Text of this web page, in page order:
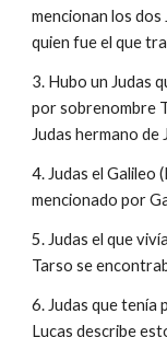
mencionan los dos
quien fue el que
3. Hubo un Judas
por sobrenombre
Judas hermano de
4. Judas el Galileo
mencionado por
5. Judas el que
Tarso se
6. Judas que tenía
Lucas describe